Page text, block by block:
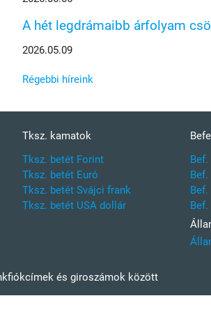
A hét legdrámaibb árfolyam
2026.05.09
Régebbi híreink
Tksz. kamatok
Tksz. betét Forint
Tksz. betét Euró
Tksz. betét Svájci frank
Tksz. betét USA dollár
Bef.
és giroszámok között